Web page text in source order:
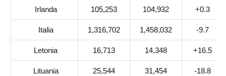
Irlanda 105,253 104,932 +0.3
Italia 1,316,702 1,458,032 -9.7
Letonia 16,713 14,348 +16.5
Lituania 25,544 31,454 -18.8